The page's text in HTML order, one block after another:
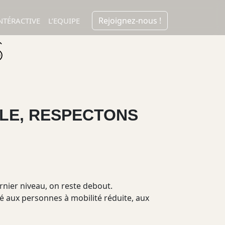
L’EQUIPE Rejoignez-nous !
RESPECTONS
niveau, on reste debout.
aux personnes à mobilité réduite, aux